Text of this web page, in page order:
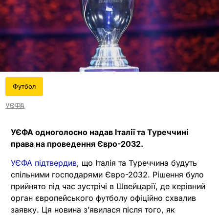
Футбол
УЄФА
УЄФА одноголосно надав Італії та Туреччині
права на проведення Євро-2032.
УЄФА підтвердив, що Італія та Туреччина будуть
спільними господарями Євро-2032. Рішення було
прийнято під час зустрічі в Швейцарії, де керівний
орган європейського футболу офіційно схвалив
заявку. Ця новина з’явилася після того, як